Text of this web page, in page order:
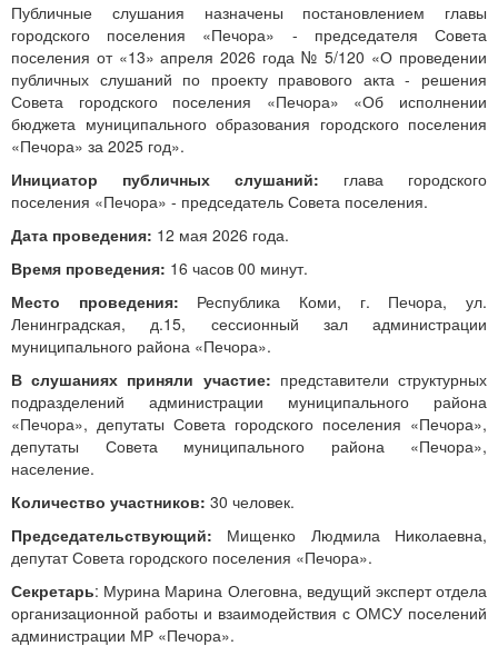
Публичные слушания назначены постановлением главы
городского поселения «Печора» - председателя Совета
поселения от «13» апреля 2026 года №5/120 «О проведении
публичных слушаний по проекту правового акта - решения
Совета городского поселения «Печора» «Об исполнении
бюджета муниципального образования городского поселения
«Печора» за 2025 год».
Инициатор публичных слушаний: глава городского
поселения «Печора» - председатель Совета поселения.
Дата проведения: 12 мая 2026 года.
Время проведения: 16 часов 00 минут.
Место проведения: Республика Коми, г. Печора, ул.
Ленинградская, д.15, сессионный зал администрации
муниципального района «Печора».
В слушаниях приняли участие: представители структурных
подразделений администрации муниципального района
«Печора», депутаты Совета городского поселения «Печора»,
депутаты Совета муниципального района «Печора»,
население.
Количество участников: 30 человек.
Председательствующий: Мищенко Людмила Николаевна,
депутат Совета городского поселения «Печора».
Секретарь: Мурина Марина Олеговна, ведущий эксперт отдела
организационной работы и взаимодействия с ОМСУ поселений
администрации МР «Печора».